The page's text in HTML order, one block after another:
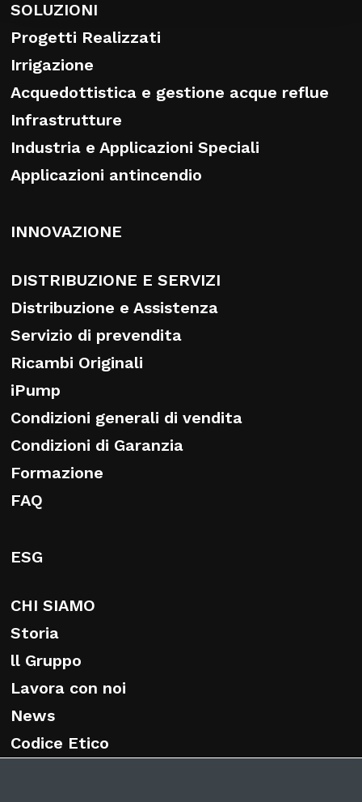
SOLUZIONI
Progetti Realizzati
Irrigazione
Acquedottistica e gestione acque reflue
Infrastrutture
Industria e Applicazioni Speciali
Applicazioni antincendio
INNOVAZIONE
DISTRIBUZIONE E SERVIZI
Distribuzione e Assistenza
Servizio di prevendita
Ricambi Originali
iPump
Condizioni generali di vendita
Condizioni di Garanzia
Formazione
FAQ
ESG
CHI SIAMO
Storia
ll Gruppo
Lavora con noi
News
Codice Etico